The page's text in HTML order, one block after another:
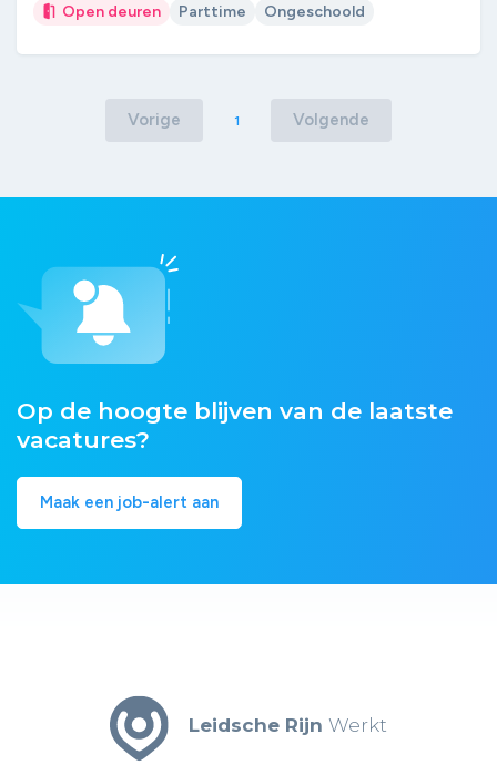
Open deuren Parttime Ongeschoold
Vorige 1 Volgende
Op de hoogte blijven van de laatste
vacatures?
Maak een job-alert aan
Leidsche Rijn Werkt